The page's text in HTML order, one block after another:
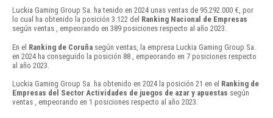
Luckia Gaming Group Sa. ha tenido en 2024 unas ventas de 95.292.000 €, por
lo cual ha obtenido la posición 3.122 del Ranking Nacional de Empresas
según ventas , empeorando en 389 posiciones respecto al año 2023.
En el Ranking de Coruña según ventas, la empresa Luckia Gaming Group Sa.
en 2024 ha conseguido la posición 88 , empeorando en 7 posiciones respecto
al año 2023.
Luckia Gaming Group Sa. ha obtenido en 2024 la posición 21 en el Ranking de
Empresas del Sector Actividades de juegos de azar y apuestas según
ventas , empeorando en 1 posiciones respecto al año 2023.